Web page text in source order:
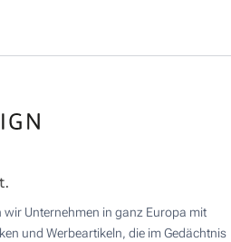
wir Unternehmen in ganz Europa mit
und Werbeartikeln, die im Gedächtnis